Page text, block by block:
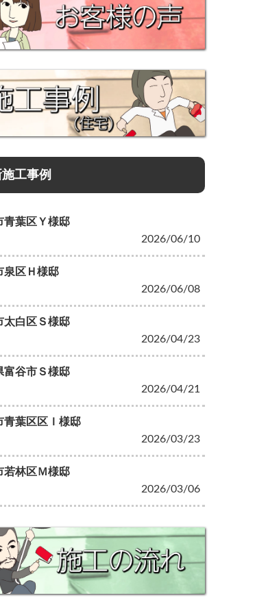
工事例
青葉区Ｙ様邸
2026/06/10
泉区Ｈ様邸
2026/06/08
太白区Ｓ様邸
2026/04/23
富谷市Ｓ様邸
2026/04/21
青葉区区Ｉ様邸
2026/03/23
若林区Ｍ様邸
2026/03/06